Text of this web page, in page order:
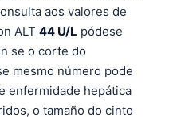
aos valores de
ALT 44 U/L pódese
se o corte do
mesmo número pode
enfermidade hepática
o tamaño do cinto